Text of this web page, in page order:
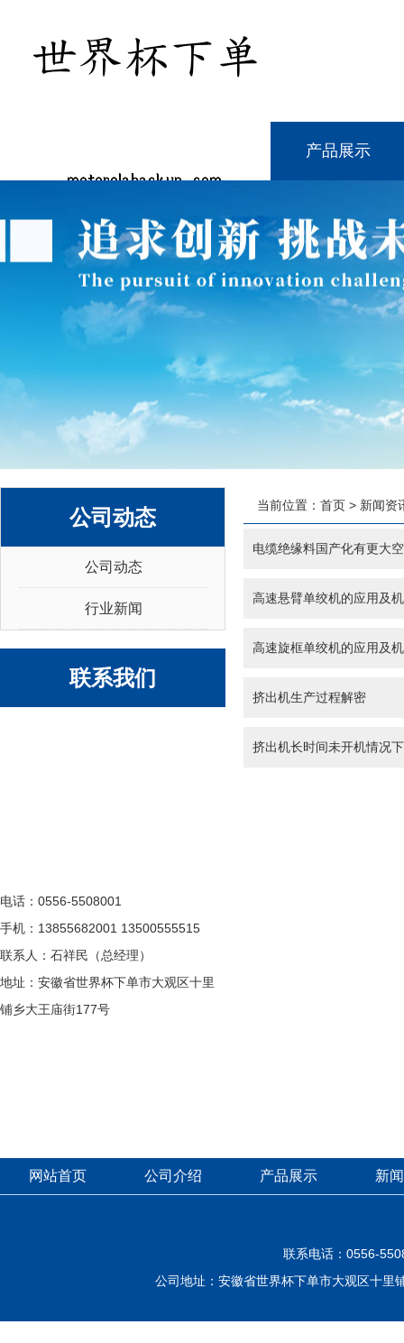
产品展示
公司动态
公司动态
行业新闻
联系我们
电话：0556-5508001
手机：13855682001 13500555515
联系人：石祥民（总经理）
地址：安徽省世界杯下单市大观区十里
铺乡大王庙街177号
当前位置： 首页 > 新闻资
电缆绝缘料国产化有更大
高速悬臂单绞机的应用及
高速旋框单绞机的应用及
挤出机生产过程解密
挤出机长时间未开机情况下
网站首页 公司介绍 产品展示 新
联系电话：0556-
公司地址：安徽省世界杯下单市大观区十